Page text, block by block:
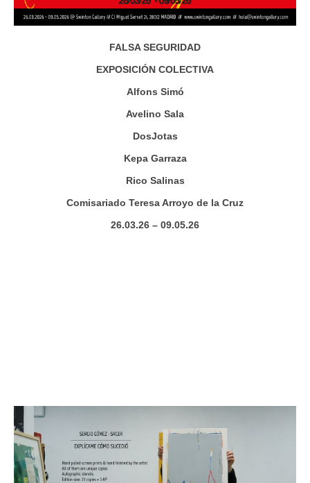
FALSA SEGURIDAD
EXPOSICIÓN COLECTIVA
Alfons Simó
Avelino Sala
DosJotas
Kepa Garraza
Rico Salinas
Comisariado Teresa Arroyo de la Cruz
26.03.26 – 09.05.26